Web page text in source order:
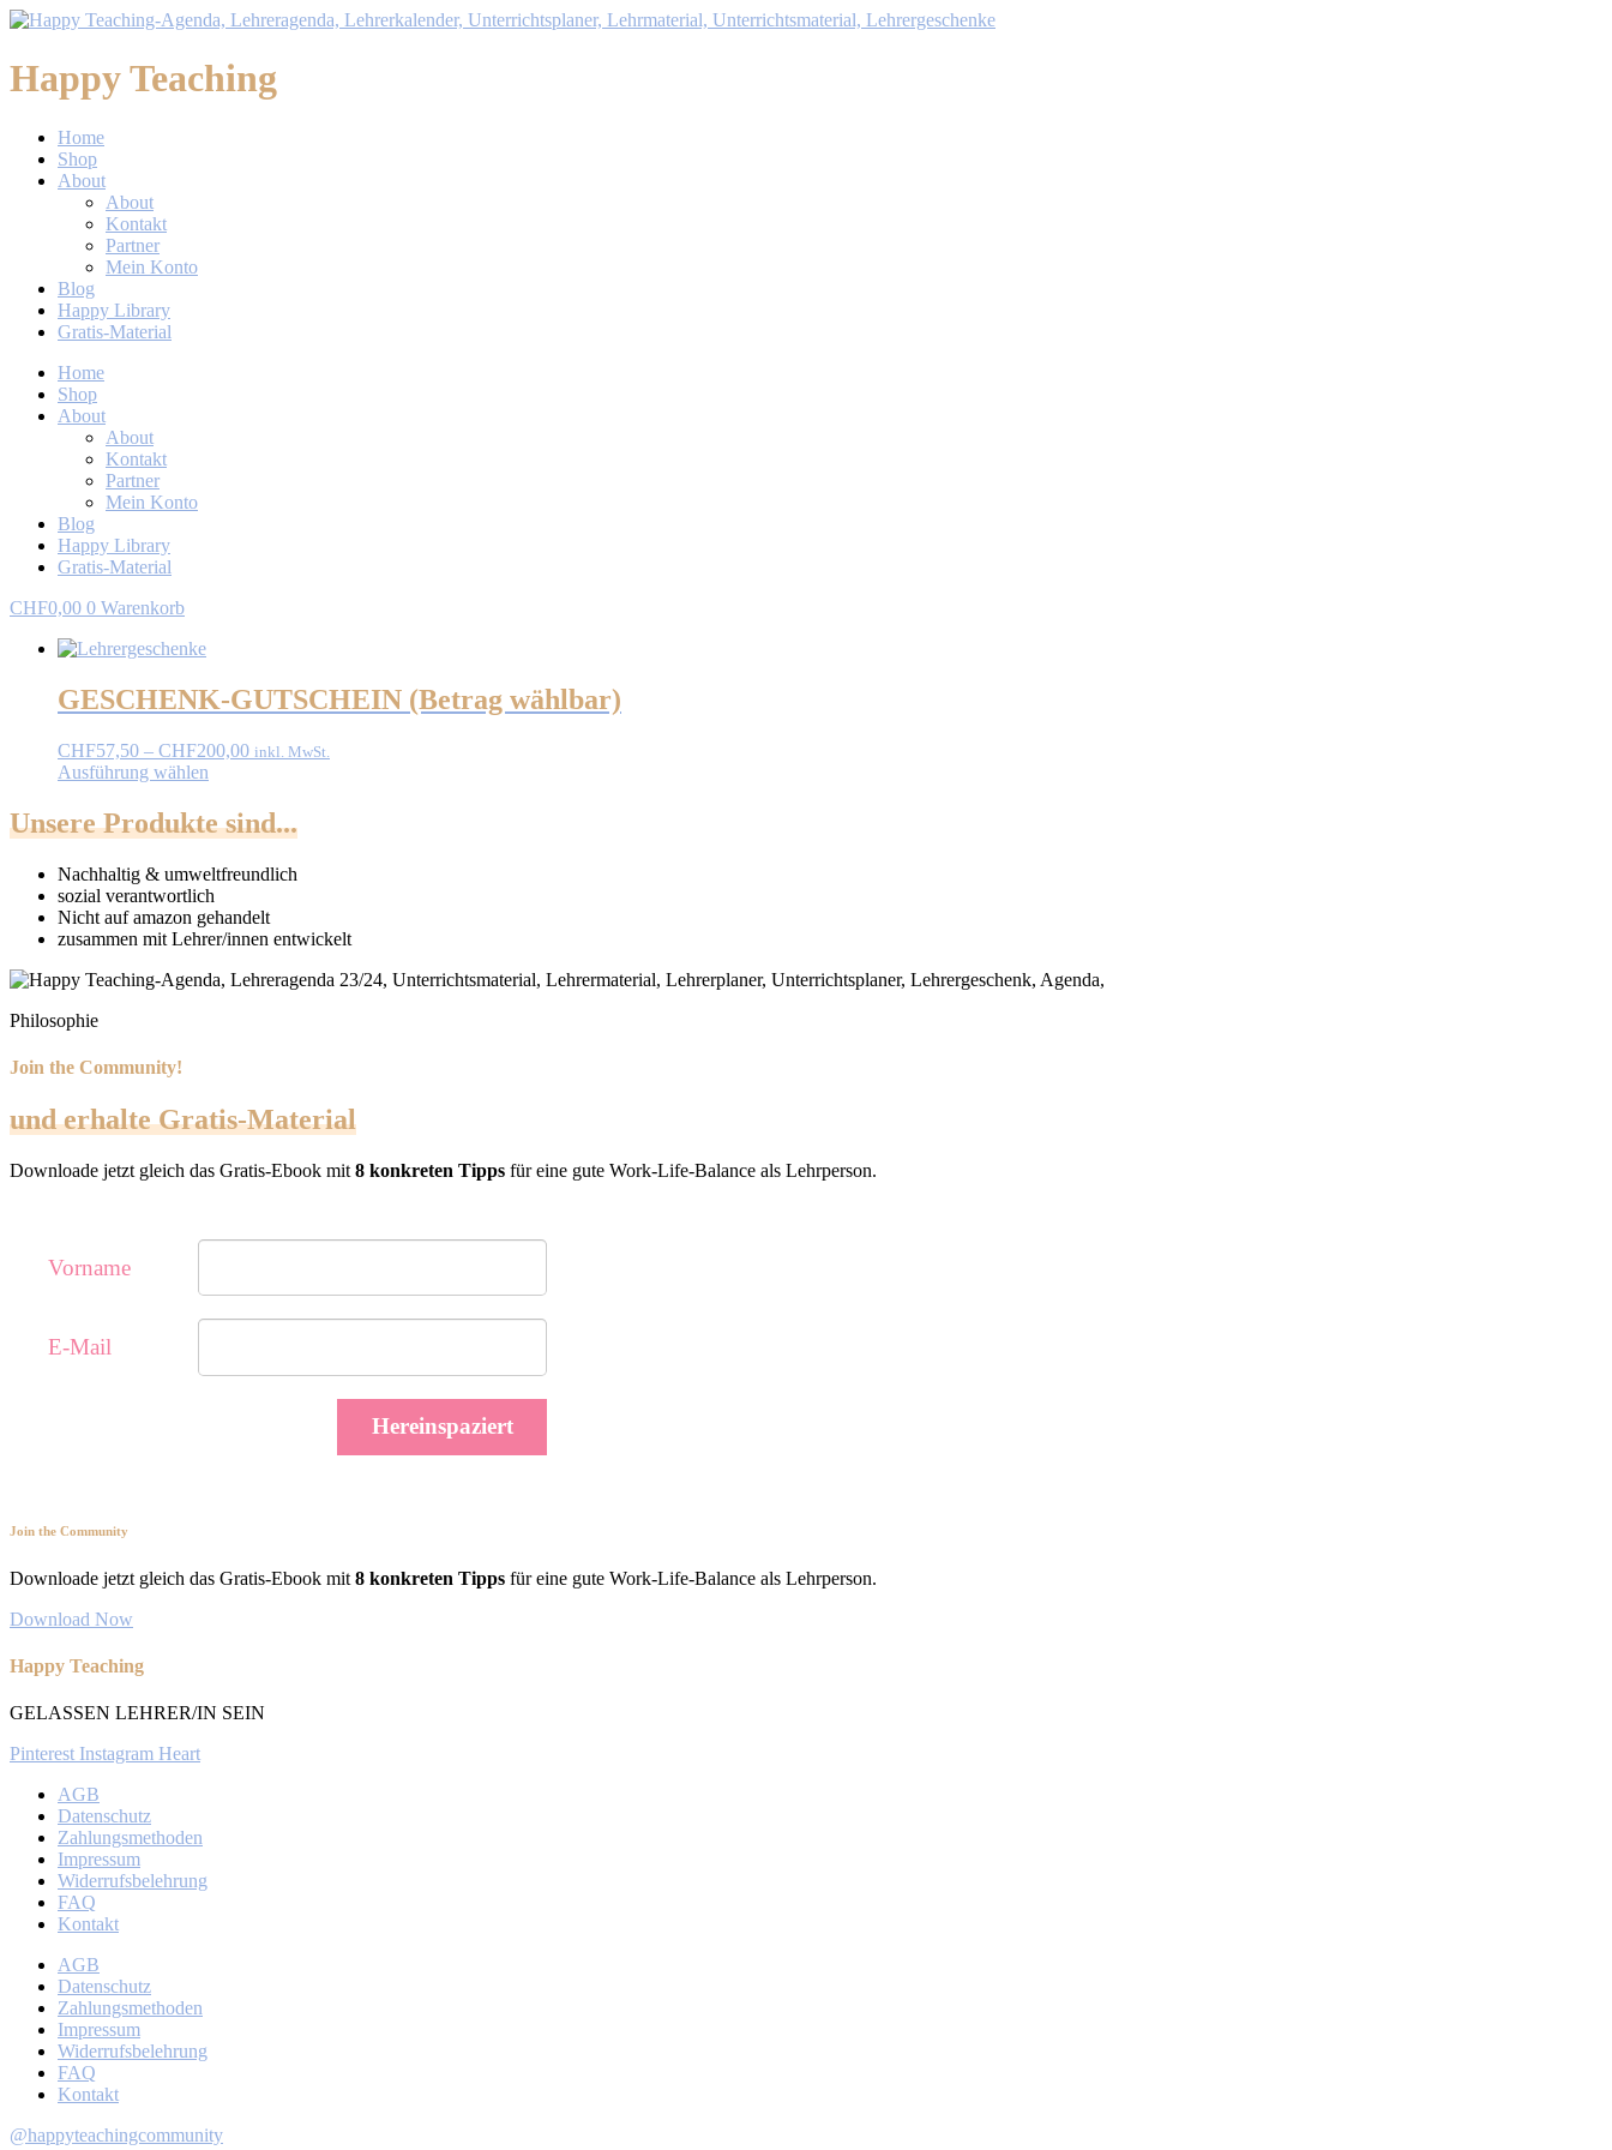
Happy Teaching
Home
Shop
About
About
Kontakt
Partner
Mein Konto
Blog
Happy Library
Gratis-Material
Home
Shop
About
About
Kontakt
Partner
Mein Konto
Blog
Happy Library
Gratis-Material
CHF0,00 0 Warenkorb
GESCHENK-GUTSCHEIN (Betrag wählbar)
CHF57,50 – CHF200,00Preisspanne:
CHF200,00
inkl. MwSt.
Ausführung wählen
Produkt
weist
Varianten
auf.
Die
Optionen
auf
Produktseite
werden
Unsere Produkte sind...
Nachhaltig & umweltfreundlich
sozial verantwortlich
Nicht auf amazon gehandelt
zusammen mit Lehrer/innen entwickelt
Philosophie
Join the Community!
und erhalte Gratis-Material
Downloade jetzt gleich das Gratis-Ebook mit 8 konkreten Tipps für eine gute Work-Life-Balance als Lehrperson.
Vorname
E-Mail
Hereinspaziert
Join the Community
Downloade jetzt gleich das Gratis-Ebook mit 8 konkreten Tipps für eine gute Work-Life-Balance als Lehrperson.
Download Now
Happy Teaching
GELASSEN LEHRER/IN SEIN
Pinterest Instagram Heart
AGB
Datenschutz
Zahlungsmethoden
Impressum
Widerrufsbelehrung
FAQ
Kontakt
AGB
Datenschutz
Zahlungsmethoden
Impressum
Widerrufsbelehrung
FAQ
Kontakt
@happyteachingcommunity